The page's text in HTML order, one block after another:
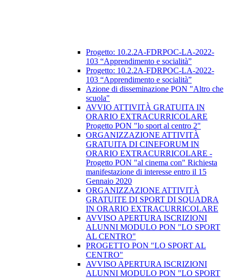
​Progetto: 10.2.2A-FDRPOC-LA-2022-
103 “Apprendimento e socialità”
Progetto: 10.2.2A-FDRPOC-LA-2022-
103 “Apprendimento e socialità”
Azione di disseminazione PON "Altro che
scuola"
AVVIO ATTIVITÀ GRATUITA IN
ORARIO EXTRACURRICOLARE
Progetto PON "lo sport al centro 2"
ORGANIZZAZIONE ATTIVITÀ
GRATUITA DI CINEFORUM IN
ORARIO EXTRACURRICOLARE -
Progetto PON "al cinema con" Richiesta
manifestazione di interesse entro il 15
Gennaio 2020
ORGANIZZAZIONE ATTIVITÀ
GRATUITE DI SPORT DI SQUADRA
IN ORARIO EXTRACURRICOLARE
AVVISO APERTURA ISCRIZIONI
ALUNNI MODULO PON "LO SPORT
AL CENTRO"
PROGETTO PON "LO SPORT AL
CENTRO"
AVVISO APERTURA ISCRIZIONI
ALUNNI MODULO PON "LO SPORT